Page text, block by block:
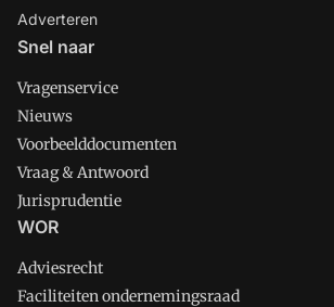
Adverteren
Snel naar
Vragenservice
Nieuws
Voorbeelddocumenten
Vraag & Antwoord
Jurisprudentie
WOR
Adviesrecht
Faciliteiten ondernemingsraad